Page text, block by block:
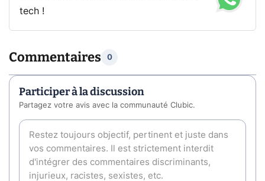
tech !
Commentaires 0
Participer à la discussion
Partagez votre avis avec la communauté Clubic.